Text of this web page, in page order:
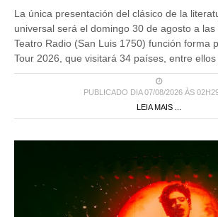
La única presentación del clásico de la
universal será el domingo 30 de agosto a
Teatro Radio (San Luis 1750) función forma
Tour 2026, que visitará 34 países, entre ellos
PUBLICADO DIA 07/08/2026 ÀS
LEIA MAIS ...